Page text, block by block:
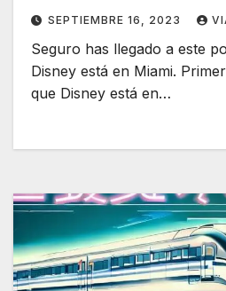
SEPTIEMBRE 16, 2023
Seguro has llegado a este
Disney está en Miami.
que Disney está en…